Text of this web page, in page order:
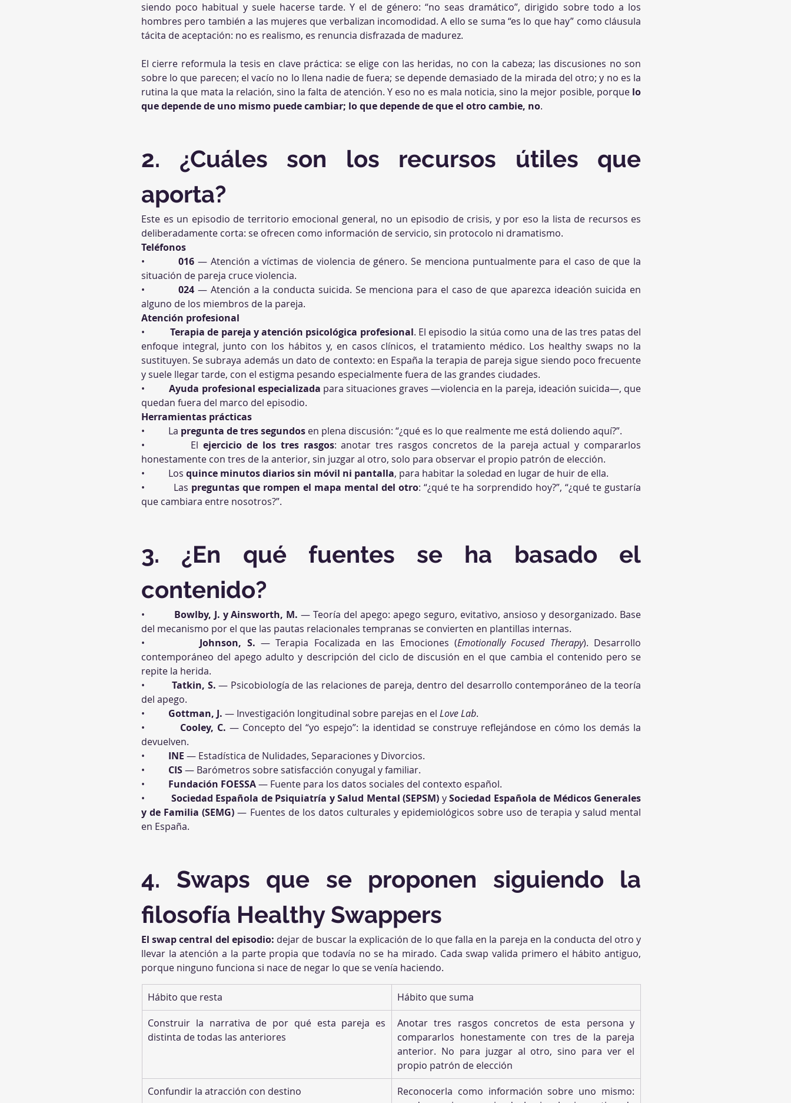
siendo poco habitual y suele hacerse tarde. Y el de género: “no seas dramático”, dirigido sobre todo a los
hombres pero también a las mujeres que verbalizan incomodidad. A ello se suma “es lo que hay” como cláusula
tácita de aceptación: no es realismo, es renuncia disfrazada de madurez.
El cierre reformula la tesis en clave práctica: se elige con las heridas, no con la cabeza; las discusiones no son
sobre lo que parecen; el vacío no lo llena nadie de fuera; se depende demasiado de la mirada del otro; y no es la
rutina la que mata la relación, sino la falta de atención. Y eso no es mala noticia, sino la mejor posible, porque lo
que depende de uno mismo puede cambiar; lo que depende de que el otro cambie, no.
2. ¿Cuáles son los recursos útiles que
aporta?
Este es un episodio de territorio emocional general, no un episodio de crisis, y por eso la lista de recursos es
deliberadamente corta: se ofrecen como información de servicio, sin protocolo ni dramatismo.
Teléfonos
• 016 — Atención a víctimas de violencia de género. Se menciona puntualmente para el caso de que la
situación de pareja cruce violencia.
• 024 — Atención a la conducta suicida. Se menciona para el caso de que aparezca ideación suicida en
alguno de los miembros de la pareja.
Atención profesional
• Terapia de pareja y atención psicológica profesional. El episodio la sitúa como una de las tres patas del
enfoque integral, junto con los hábitos y, en casos clínicos, el tratamiento médico. Los healthy swaps no la
sustituyen. Se subraya además un dato de contexto: en España la terapia de pareja sigue siendo poco frecuente
y suele llegar tarde, con el estigma pesando especialmente fuera de las grandes ciudades.
• Ayuda profesional especializada para situaciones graves —violencia en la pareja, ideación suicida—, que
quedan fuera del marco del episodio.
Herramientas prácticas
•          La pregunta de tres segundos en plena discusión: “¿qué es lo que realmente me está doliendo aquí?”.
•          El ejercicio de los tres rasgos: anotar tres rasgos concretos de la pareja actual y compararlos
honestamente con tres de la anterior, sin juzgar al otro, solo para observar el propio patrón de elección.
•          Los quince minutos diarios sin móvil ni pantalla, para habitar la soledad en lugar de huir de ella.
•          Las preguntas que rompen el mapa mental del otro: “¿qué te ha sorprendido hoy?”, “¿qué te gustaría
que cambiara entre nosotros?”.
3. ¿En qué fuentes se ha basado el
contenido?
• Bowlby, J. y Ainsworth, M. — Teoría del apego: apego seguro, evitativo, ansioso y desorganizado. Base
del mecanismo por el que las pautas relacionales tempranas se convierten en plantillas internas.
• Johnson, S. — Terapia Focalizada en las Emociones (Emotionally Focused Therapy). Desarrollo
contemporáneo del apego adulto y descripción del ciclo de discusión en el que cambia el contenido pero se
repite la herida.
• Tatkin, S. — Psicobiología de las relaciones de pareja, dentro del desarrollo contemporáneo de la teoría
del apego.
• Gottman, J. — Investigación longitudinal sobre parejas en el Love Lab.
• Cooley, C. — Concepto del “yo espejo”: la identidad se construye reflejándose en cómo los demás la
devuelven.
• INE — Estadística de Nulidades, Separaciones y Divorcios.
• CIS — Barómetros sobre satisfacción conyugal y familiar.
• Fundación FOESSA — Fuente para los datos sociales del contexto español.
• Sociedad Española de Psiquiatría y Salud Mental (SEPSM) y Sociedad Española de Médicos Generales
y de Familia (SEMG) — Fuentes de los datos culturales y epidemiológicos sobre uso de terapia y salud mental
en España.
4. Swaps que se proponen siguiendo la
filosofía Healthy Swappers
El swap central del episodio: dejar de buscar la explicación de lo que falla en la pareja en la conducta del otro y
llevar la atención a la parte propia que todavía no se ha mirado. Cada swap valida primero el hábito antiguo,
porque ninguno funciona si nace de negar lo que se venía haciendo.
Hábito que resta
Hábito que suma
Construir la narrativa de por qué esta pareja es
distinta de todas las anteriores
Anotar tres rasgos concretos de esta persona y
compararlos honestamente con tres de la pareja
anterior. No para juzgar al otro, sino para ver el
propio patrón de elección
Confundir la atracción con destino
Reconocerla como información sobre uno mismo: